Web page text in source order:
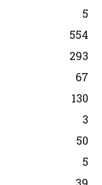
5
554
293
67
130
3
50
5